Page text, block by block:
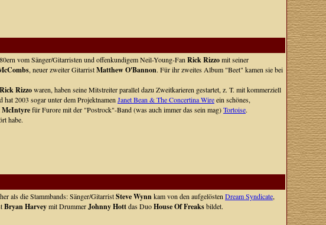
vom Sänger/Gitarristen und offenkundigem Neil-Young-Fan Rick Rizzomit seiner
, neuer zweiter GitarristMatthew O'Bannon. Für ihr zweites Album "Beet" kamen sie bei
Rick Rizzowaren, haben seine Mitstreiter parallel dazu Zweitkarieren gestartet, z. T. mit kommerziell
hat 2003 sogar unter dem Projektnamen Janet Bean & The Concertina Wireein schönes,
McIntyrefür Furore mit der "Postrock"-Band (was auch immer das sein mag)Tortoise.
habe.
als die Stammbands: Sänger/GitarristSteve Wynnkam von den aufgelösten Dream Syndicate,
Bryan Harveymit DrummerJohnny Hottdas DuoHouse Of Freaksbildet.